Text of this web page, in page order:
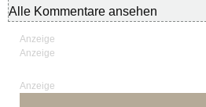
Alle Kommentare ansehen
Anzeige